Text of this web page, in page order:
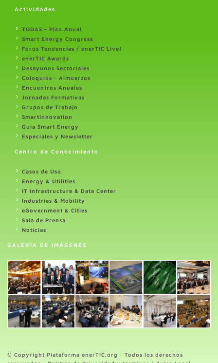
Actividades
TODAS - Plan Anual
Smart Energy Congress
Foros Tendencias / enerTIC Live!
enerTIC Awards
Desayunos Sectoriales
Coloquios - Almuerzos
Encuentros Anuales
Jornadas Formativas
Grupos de Trabajo
SmartInnovation
Guia Smart Energy
Especiales y Newsletter
Centro de Conocimiento
Casos de Uso
Energy & Utilities
IT Infrastructure & Data Center
Industries & Mobility
eGovernment & Cities
Sala de Prensa
Noticias
GALERÍA DE IMÁGENES
© Copyright Plataforma enerTIC.org | Todos los derechos